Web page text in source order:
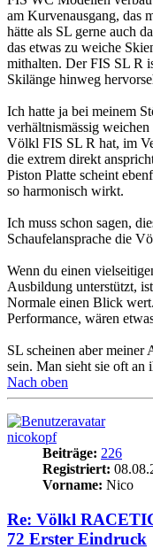
am Kurvenausgang, das
hätte als SL gerne auch
das etwas zu weiche
mithalten. Der FIS SL R
Skilänge hinweg
Ich hatte ja bei meinem
verhältnismässig
Völkl FIS SL R hat, im
die extrem direkt
Piston Platte scheint
so harmonisch wirkt.
Ich muss schon sagen,
Schaufelansprache die
Wenn du einen
Ausbildung unterstützt,
Normale einen Blick
Performance, wären
SL scheinen aber meiner
sein. Man sieht sie oft an
Nach oben
nicokopf
Beiträge: 226
Registriert:
Vorname: Nico
Re: Völkl
72 Erster Eindruck